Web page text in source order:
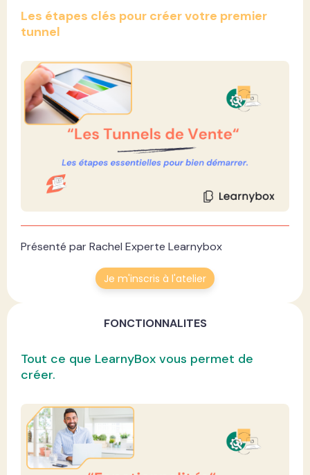
Les étapes clés pour créer votre premier
tunnel
Présenté par Rachel Experte Learnybox
Je m'inscris à l'atelier
FONCTIONNALITES
Tout ce que LearnyBox vous permet de
créer.